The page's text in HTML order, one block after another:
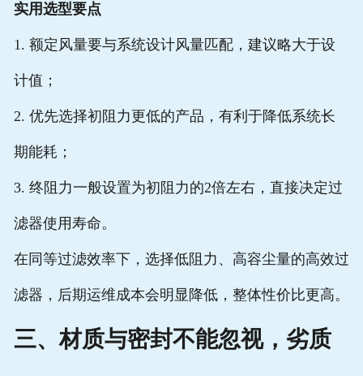
实用选型要点
1. 额定风量要与系统设计风量匹配，建议略大于设
计值；
2. 优先选择初阻力更低的产品，有利于降低系统长
期能耗；
3. 终阻力一般设置为初阻力的2倍左右，直接决定过
滤器使用寿命。
在同等过滤效率下，选择低阻力、高容尘量的高效过
滤器，后期运维成本会明显降低，整体性价比更高。
三、材质与密封不能忽视，劣质